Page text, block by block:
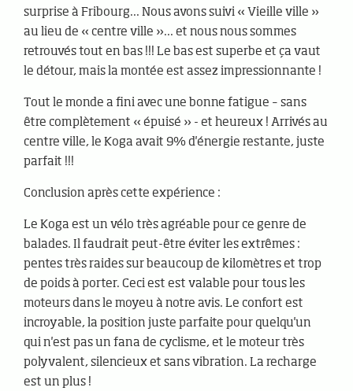
surprise à Fribourg... Nous avons suivi « Vieille ville »
au lieu de « centre ville »... et nous nous sommes
retrouvés tout en bas !!! Le bas est superbe et ça vaut
le détour, mais la montée est assez impressionnante !
Tout le monde a fini avec une bonne fatigue – sans
être complètement « épuisé » - et heureux ! Arrivés au
centre ville, le Koga avait 9% d'énergie restante, juste
parfait !!!
Conclusion après cette expérience :
Le Koga est un vélo très agréable pour ce genre de
balades. Il faudrait peut-être éviter les extrêmes :
pentes très raides sur beaucoup de kilomètres et trop
de poids à porter. Ceci est est valable pour tous les
moteurs dans le moyeu à notre avis. Le confort est
incroyable, la position juste parfaite pour quelqu'un
qui n'est pas un fana de cyclisme, et le moteur très
polyvalent, silencieux et sans vibration. La recharge
est un plus !